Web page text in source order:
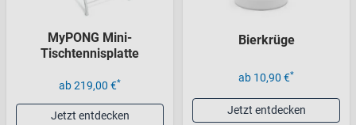
MyPONG Mini-
Tischtennisplatte
ab 219,00 €*
Jetzt entdecken
Bierkrüge
ab 10,90 €*
Jetzt entdecken